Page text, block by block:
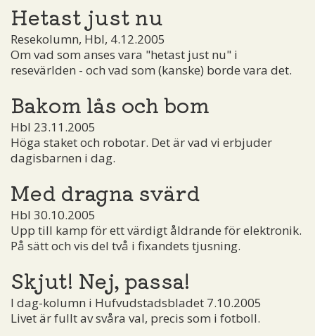
Hetast just nu
Resekolumn, Hbl, 4.12.2005
Om vad som anses vara "hetast just nu" i
resevärlden - och vad som (kanske) borde vara det.
Bakom lås och bom
Hbl 23.11.2005
Höga staket och robotar. Det är vad vi erbjuder
dagisbarnen i dag.
Med dragna svärd
Hbl 30.10.2005
Upp till kamp för ett värdigt åldrande för elektronik.
På sätt och vis del två i fixandets tjusning.
Skjut! Nej, passa!
I dag-kolumn i Hufvudstadsbladet 7.10.2005
Livet är fullt av svåra val, precis som i fotboll.